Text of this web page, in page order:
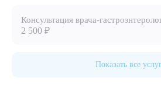
Консультация врача-
2 500 ₽
Показать все